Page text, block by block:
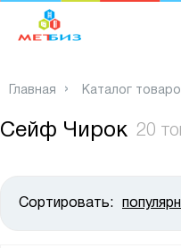
Главная Каталог
Сейф Чирок 20
Сортировать: